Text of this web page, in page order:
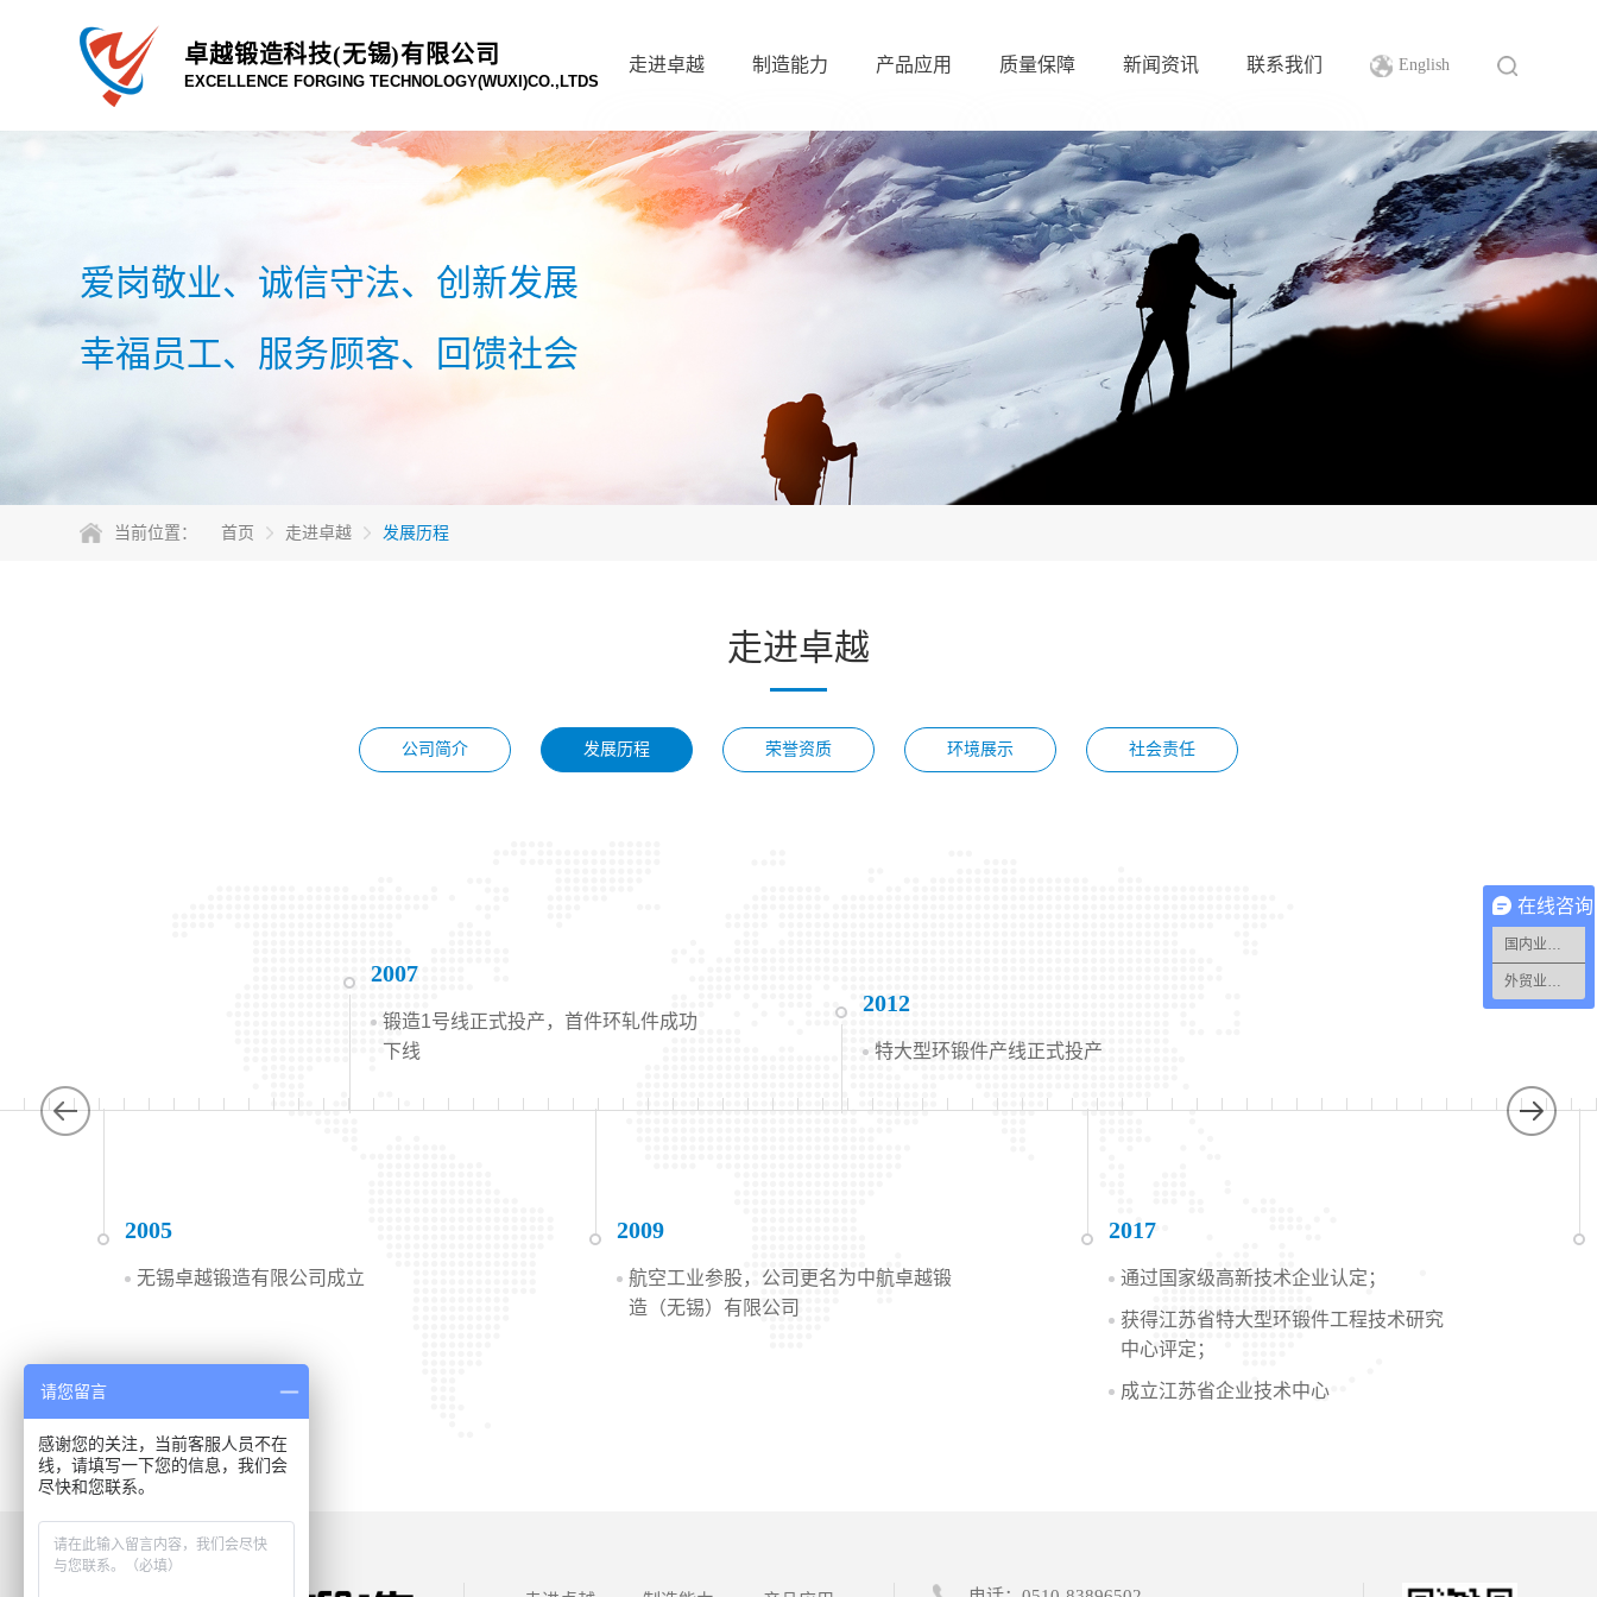
卓越锻造科技(无锡)有限公司
EXCELLENCE FORGING TECHNOLOGY(WUXI)CO.,LTDS
走进卓越
公司简介
发展历程
制造能力
工艺流程
锻造产线
热处理产线
产品应用
航天装备
机械装备
两机装备
质量保障
体系认证
资质认证
船级社认证
新闻资讯
公司动态
行业新闻
资料下载
联系我们
联系方式
加入卓越
English
爱岗敬业、诚信守法、创新发展
幸福员工、服务顾客、回馈社会
当前位置： 首页 走进卓越 发展历程
走进卓越
公司简介 发展历程 荣誉资质 环境展示 社会责任
2005
无锡卓越锻造有限公司成立
2007
锻造1号线正式投产，首件环轧件成功
下线
2009
航空工业参股，公司更名为中航卓越锻
造（无锡）有限公司
2012
特大型环锻件产线正式投产
2017
通过国家级高新技术企业认定；
获得江苏省特大型环锻件工程技术研究
中心评定；
成立江苏省企业技术中心
通过国家级专精特新“小巨
产能提升建设项目正式投
在线咨询
请您留言
感谢您的关注，当前客服人员不在
线，请填写一下您的信息，我们会
尽快和您联系。